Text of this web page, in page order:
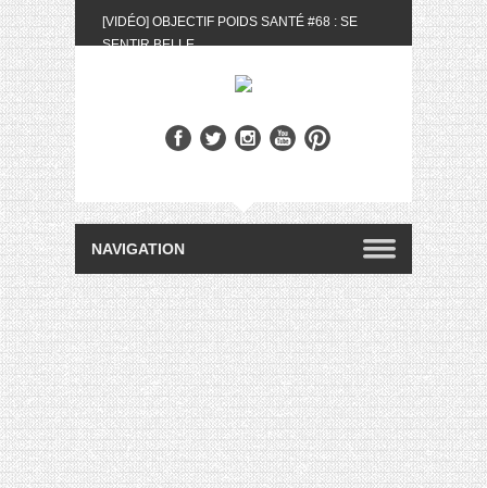
[VIDÉO] OBJECTIF POIDS SANTÉ #68 : SE
SENTIR BELLE
BIOTYFULL BOX DU MOIS DE MAI 2024 FEAT.
[VIDÉO] QUITOQUE #10 : MEAL PREP &
CONVIVIALITÉ
[VIDÉO] UNBOXING : LES MY LITTLE &
BIOTYFULL BOX DU MOIS D’AVRIL 2024
FEAT. AKILA
[VIDÉO] OBJECTIF POIDS SANTÉ #67 : L’AVIS
DES AUTRES, CE N’EST QUE LA VIE DES
AUTRES
[VIDÉO] UNBOXING : LES MY LITTLE &
BIOTYFULL BOX DES MOIS DE FÉVRIER ET
MARS 2024 FEAT. AKILA
[VIDÉO] LA SÉLECTION DU MOIS
#JANVIER2024